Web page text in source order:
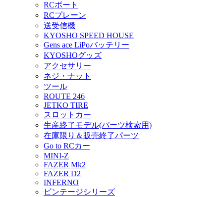
RCボート
RCプレーン
送受信機
KYOSHO SPEED HOUSE
Gens ace LiPoバッテリー
KYOSHOグッズ
アクセサリー
ネジ・ナット
ツール
ROUTE 246
JETKO TIRE
スロットカー
生産終了モデル(パーツ検索用)
在庫限り＆販売終了パーツ
Go to RCカー
MINI-Z
FAZER Mk2
FAZER D2
INFERNO
ビンテージシリーズ